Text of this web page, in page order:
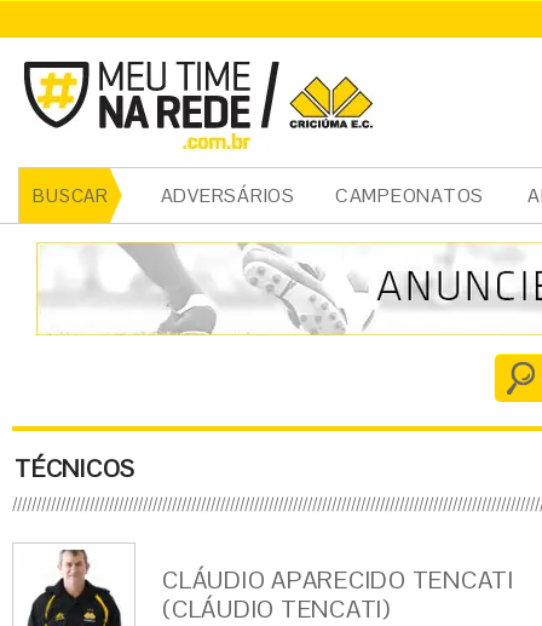
BUSCAR ADVERSÁRIOS CAMPEONATOS
TÉCNICOS
CLÁUDIO APARECIDO TENCATI
(CLÁUDIO TENCATI)